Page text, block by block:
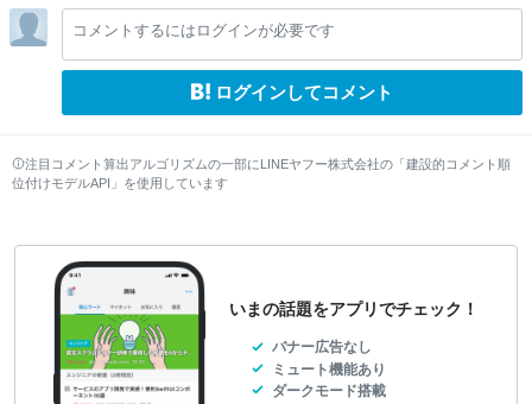
lo
w
コメントするにはログインが必要です
ログインしてコメント
注目コメント算出アルゴリズムの一部にLINEヤフー株式会社の「建設的コメント順
位付けモデルAPI」を使用しています
いまの話題をアプリでチェック！
バナー広告なし
ミュート機能あり
ダークモード搭載